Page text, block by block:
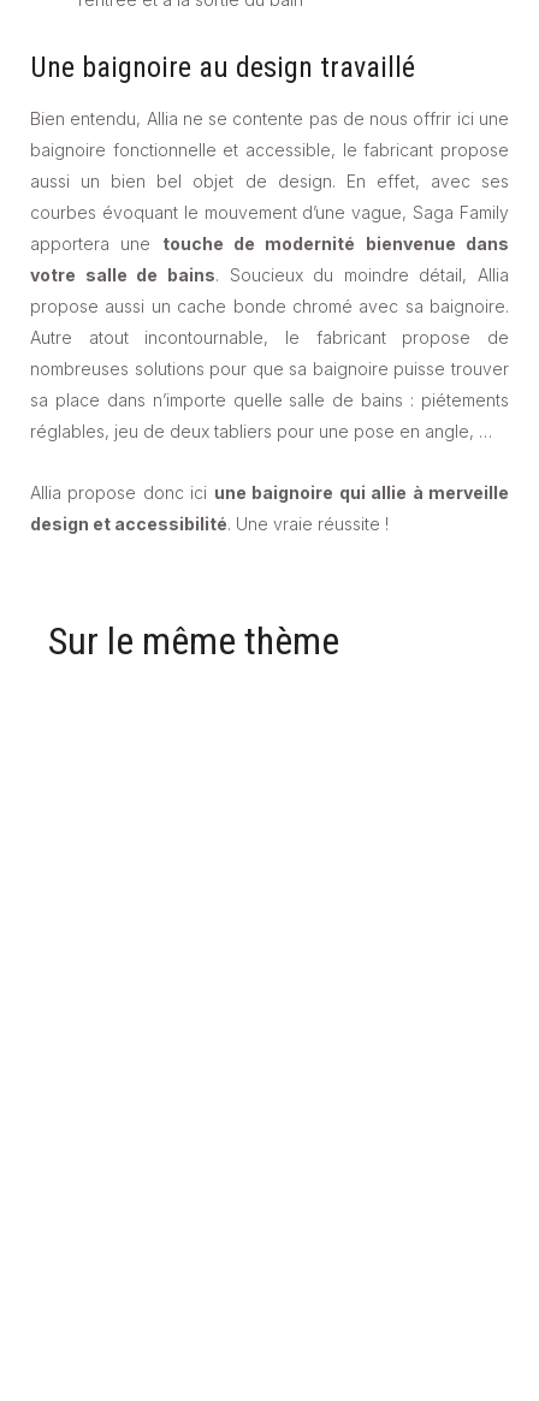
Une baignoire au design travaillé
Bien entendu, Allia ne se contente pas de nous offrir ici une
baignoire fonctionnelle et accessible, le fabricant propose
aussi un bien bel objet de design. En effet, avec ses
courbes évoquant le mouvement d’une vague, Saga Family
apportera une touche de modernité bienvenue dans
votre salle de bains. Soucieux du moindre détail, Allia
propose aussi un cache bonde chromé avec sa baignoire.
Autre atout incontournable, le fabricant propose de
nombreuses solutions pour que sa baignoire puisse trouver
sa place dans n’importe quelle salle de bains : piétements
réglables, jeu de deux tabliers pour une pose en angle, …
Allia propose donc ici une baignoire qui allie à merveille
design et accessibilité. Une vraie réussite !
Sur le même thème